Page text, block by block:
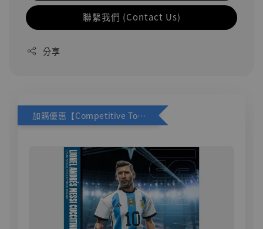
聯繫我們 (Contact Us)
分享
加購優惠【Competitive Toys 梅西 [CM001]】